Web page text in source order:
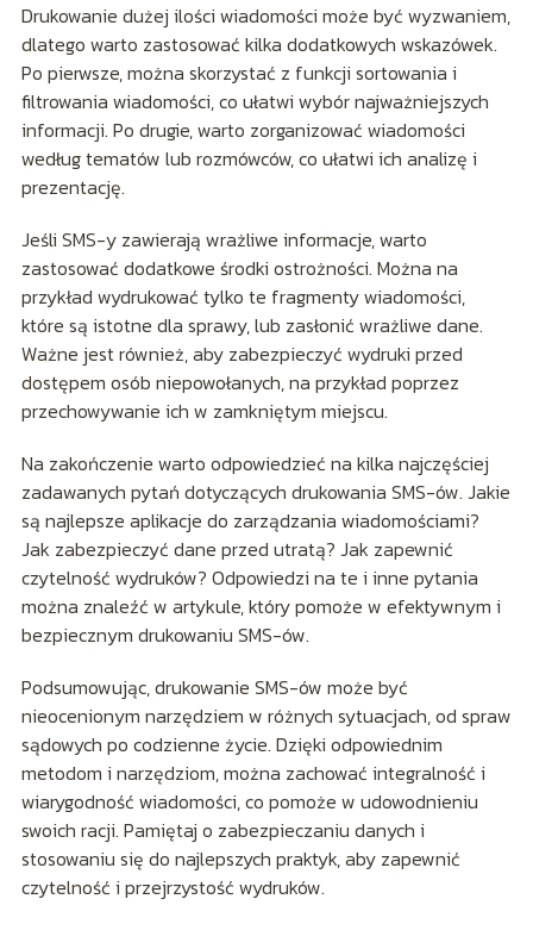
Drukowanie dużej ilości wiadomości może być wyzwaniem,
dlatego warto zastosować kilka dodatkowych wskazówek.
Po pierwsze, można skorzystać z funkcji sortowania i
filtrowania wiadomości, co ułatwi wybór najważniejszych
informacji. Po drugie, warto zorganizować wiadomości
według tematów lub rozmówców, co ułatwi ich analizę i
prezentację.
Jeśli SMS-y zawierają wrażliwe informacje, warto
zastosować dodatkowe środki ostrożności. Można na
przykład wydrukować tylko te fragmenty wiadomości,
które są istotne dla sprawy, lub zasłonić wrażliwe dane.
Ważne jest również, aby zabezpieczyć wydruki przed
dostępem osób niepowołanych, na przykład poprzez
przechowywanie ich w zamkniętym miejscu.
Na zakończenie warto odpowiedzieć na kilka najczęściej
zadawanych pytań dotyczących drukowania SMS-ów. Jakie
są najlepsze aplikacje do zarządzania wiadomościami?
Jak zabezpieczyć dane przed utratą? Jak zapewnić
czytelność wydruków? Odpowiedzi na te i inne pytania
można znaleźć w artykule, który pomoże w efektywnym i
bezpiecznym drukowaniu SMS-ów.
Podsumowując, drukowanie SMS-ów może być
nieocenionym narzędziem w różnych sytuacjach, od spraw
sądowych po codzienne życie. Dzięki odpowiednim
metodom i narzędziom, można zachować integralność i
wiarygodność wiadomości, co pomoże w udowodnieniu
swoich racji. Pamiętaj o zabezpieczaniu danych i
stosowaniu się do najlepszych praktyk, aby zapewnić
czytelność i przejrzystość wydruków.